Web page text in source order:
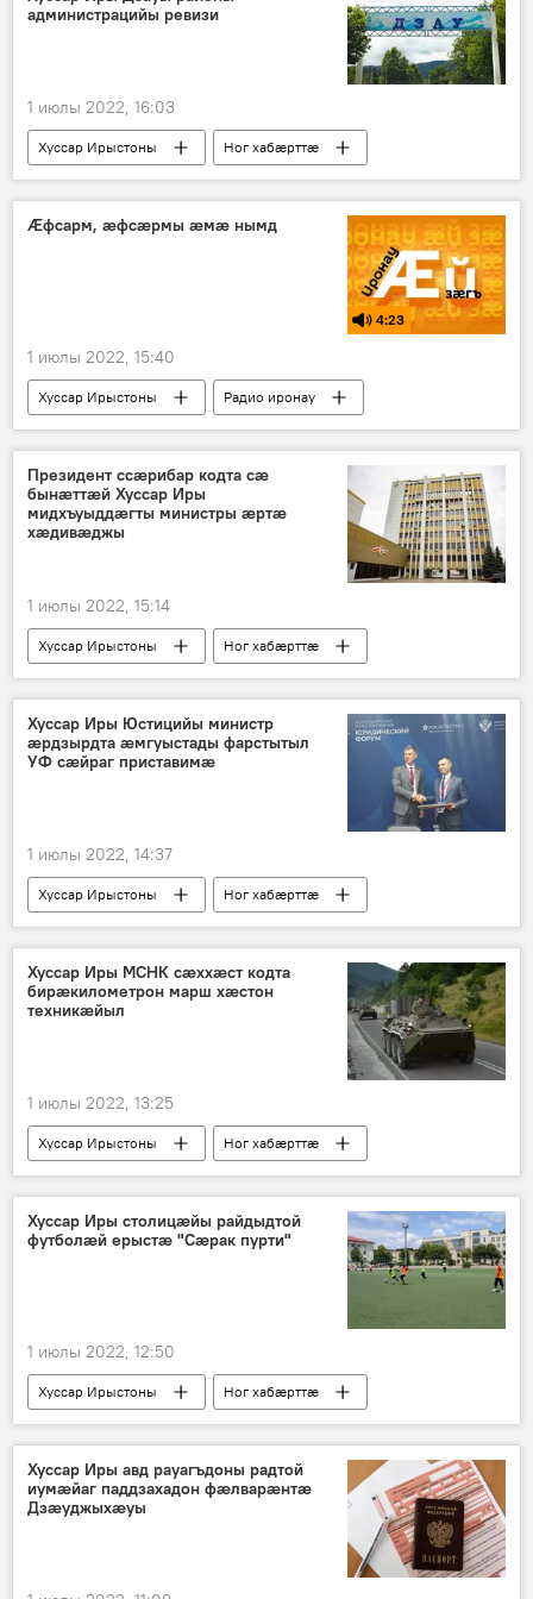
администрацийы ревизи
1 июлы 2022, 16:03
Хуссар Ирыстоны
Ног хабӕрттӕ
Дзауы район
Æфсарм, æфсæрмы æмæ нымд
4:23
1 июлы 2022, 15:40
Хуссар Ирыстоны
Радио иронау
Зонад
Президент ссæрибар кодта сæ
бынæттæй Хуссар Иры
мидхъуыддæгты министры æртæ
хæдивæджы
1 июлы 2022, 15:14
Хуссар Ирыстоны
Ног хабӕрттӕ
Хуссар Иры МХМ
Хуссар Иры Юстицийы министр
æрдзырдта æмгуыстады фарстытыл
УФ сæйраг приставимæ
1 июлы 2022, 14:37
Хуссар Ирыстоны
Ног хабӕрттӕ
Уӕрӕсейы
Хуссар Иры МСНК сæххæст кодта
бирæкилометрон марш хæстон
техникæйыл
1 июлы 2022, 13:25
Хуссар Ирыстоны
Ног хабӕрттӕ
Хуссар Иры МХМ
Хуссар Иры столицӕйы райдыдтой
футболӕй ерыстӕ "Сӕрак пурти"
1 июлы 2022, 12:50
Хуссар Ирыстоны
Ног хабӕрттӕ
Спорт
Хуссар Иры авд рауагъдоны радтой
иумӕйаг паддзахадон фӕлварӕнтӕ
Дзӕуджыхӕуы